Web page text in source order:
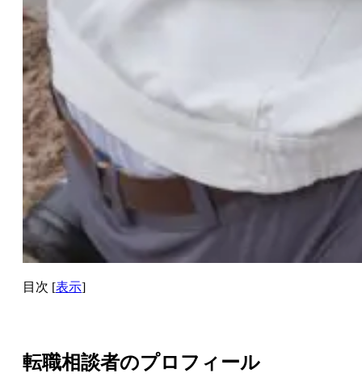
目次 [表示]
転職相談者のプロフィール